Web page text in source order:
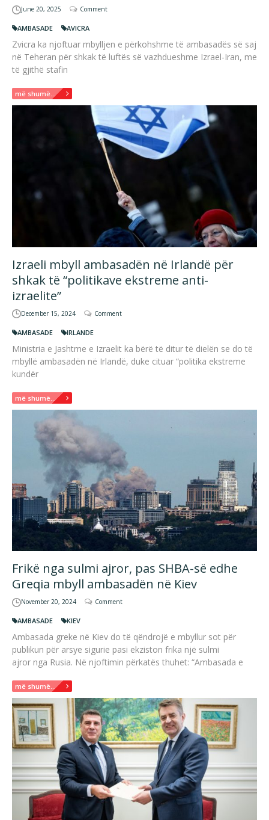
June 20, 2025 Comment
AMBASADE AVICRA
Zvicra ka njoftuar mbylljen e përkohshme të ambasadës së saj
në Teheran për shkak të luftës së vazhdueshme Izrael-Iran, me
të gjithë stafin
më shumë...
Izraeli mbyll ambasadën në Irlandë për
shkak të “politikave ekstreme anti-
izraelite”
December 15, 2024 Comment
AMBASADE IRLANDE
Ministria e Jashtme e Izraelit ka bërë të ditur të dielën se do të
mbyllë ambasadën në Irlandë, duke cituar “politika ekstreme
kundër
më shumë...
Frikë nga sulmi ajror, pas SHBA-së edhe
Greqia mbyll ambasadën në Kiev
November 20, 2024 Comment
AMBASADE KIEV
Ambasada greke në Kiev do të qëndrojë e mbyllur sot për
publikun për arsye sigurie pasi ekziston frika një sulmi
ajror nga Rusia. Në njoftimin përkatës thuhet: “Ambasada e
më shumë...